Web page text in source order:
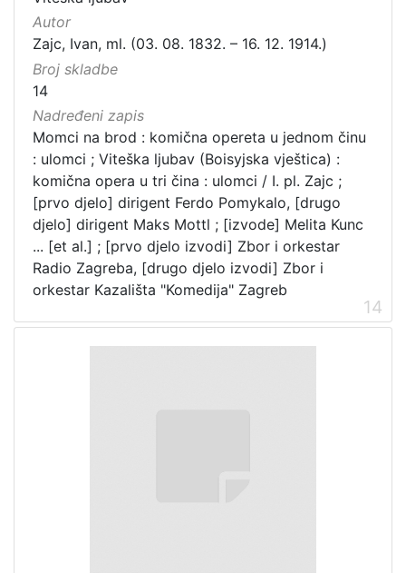
Autor
Zajc, Ivan, ml. (03. 08. 1832. – 16. 12. 1914.)
Broj skladbe
14
Nadređeni zapis
Momci na brod : komična opereta u jednom činu
: ulomci ; Viteška ljubav (Boisyjska vještica) :
komična opera u tri čina : ulomci / I. pl. Zajc ;
[prvo djelo] dirigent Ferdo Pomykalo, [drugo
djelo] dirigent Maks Mottl ; [izvode] Melita Kunc
... [et al.] ; [prvo djelo izvodi] Zbor i orkestar
Radio Zagreba, [drugo djelo izvodi] Zbor i
orkestar Kazališta "Komedija" Zagreb
14